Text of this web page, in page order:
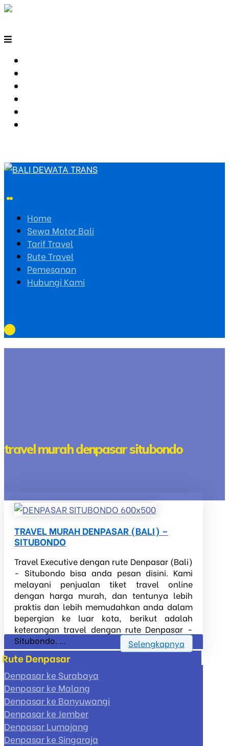
Home
Sewa Motor Bali
Tarif Travel
Rute Travel
Pemesanan
Hubungi Kami
travel murah denpasar situbondo
TRAVEL MURAH DENPASAR (BALI) –
SITUBONDO
Travel Executive dengan rute Denpasar (Bali)
- Situbondo bisa anda pesan disini. Kami
melayani penjualan tiket travel online
dengan harga murah, dan tentunya lebih
praktis dan lebih memudahkan anda dalam
bepergian ke luar kota, berikut adalah
keterangan travel dengan rute Denpasar -
Situbondo. ...
Selengkapnya
Rute Denpasar
Denpasar ke Surabaya
Denpasar ke Malang
Denpasar ke Banyuwangi
Denpasar ke Jember
Denpasar Lumajang
Denpasar ke Singaraja